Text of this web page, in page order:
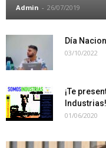
Admin - 26/07/2019
Día
03/10/2022
¡Te
Industrias!
01/06/2020